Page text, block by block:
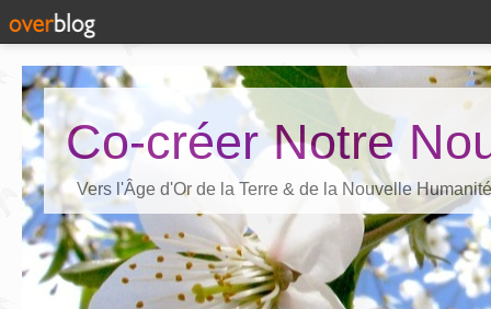
Co-créer Notre
Vers l'Âge d'Or de la Terre & de la Nouvelle Humanité